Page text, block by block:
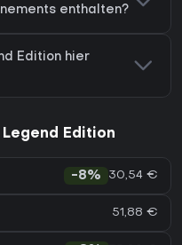
enthalten?
Edition hier
Edition
-8% 30,54 €
51,88 €